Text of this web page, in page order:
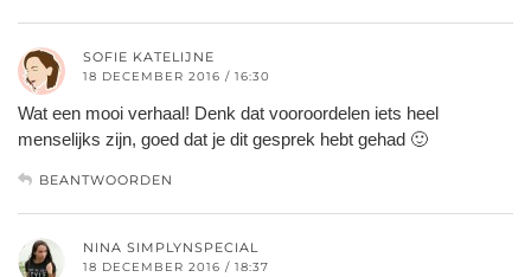
SOFIE KATELIJNE
18 DECEMBER 2016 / 16:30
Wat een mooi verhaal! Denk dat vooroordelen iets heel
menselijks zijn, goed dat je dit gesprek hebt gehad 🙂
BEANTWOORDEN
NINA SIMPLYNSPECIAL
18 DECEMBER 2016 / 18:37